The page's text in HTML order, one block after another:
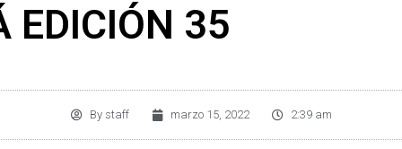
EDICIÓN 35
Bystaff marzo 15, 2022 2:39 am